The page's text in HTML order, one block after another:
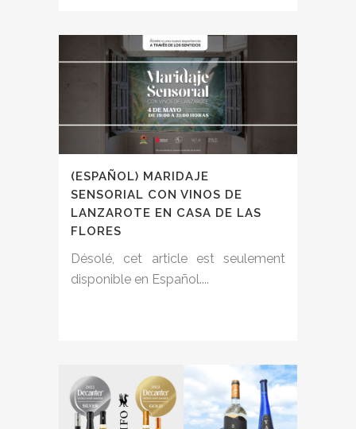
(ESPAÑOL) MARIDAJE
SENSORIAL CON VINOS DE
LANZAROTE EN CASA DE LAS
FLORES
Désolé, cet article est seulement
disponible en Español....